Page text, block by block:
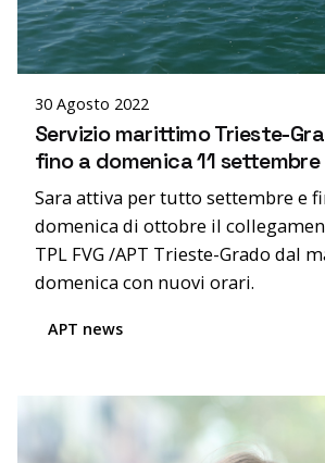
Posted by
editor
30 Agosto 2022
Servizio marittimo Trieste-
fino a domenica 11
Sara attiva per tutto settembre e
domenica di ottobre il
TPL FVG /APT Trieste-Grado dal
domenica con nuovi orari.
APT news